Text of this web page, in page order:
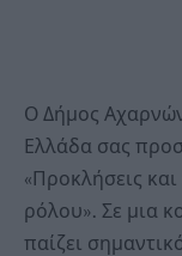
Ο Δήμος
Ελλάδα σας
«Προκλήσεις
ρόλου». Σε μια
παίζει